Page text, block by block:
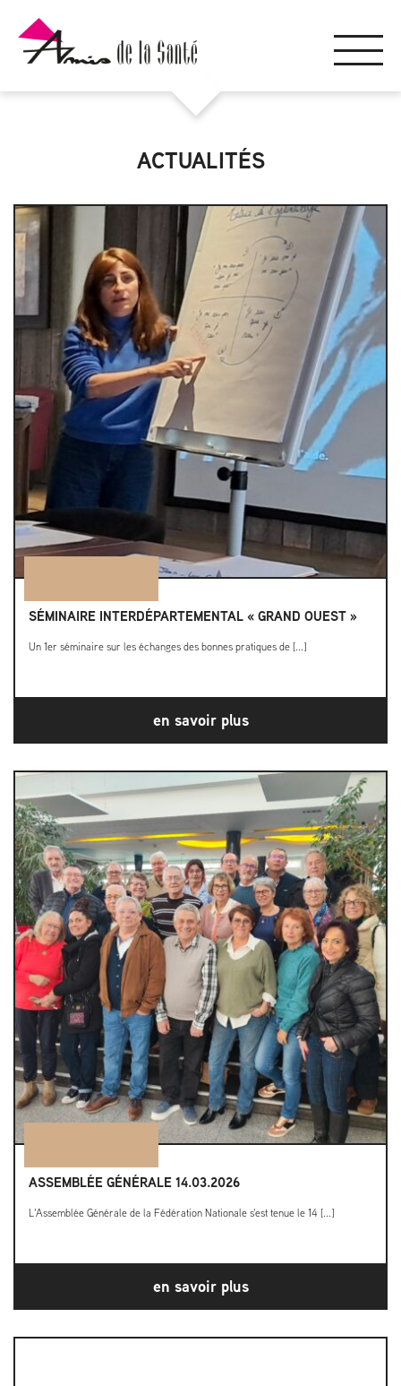
ACTUALITÉS
SÉMINAIRE INTERDÉPARTEMENTAL « GRAND OUEST »
Un 1er séminaire sur les échanges des bonnes pratiques de [...]
en savoir plus
ASSEMBLÉE GÉNÉRALE 14.03.2026
L'Assemblée Générale de la Fédération Nationale s'est tenue le 14 [...]
en savoir plus